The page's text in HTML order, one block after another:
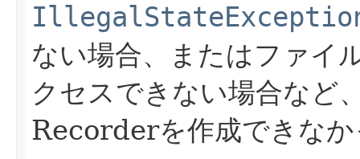
ない場合、またはファイ
クセスできない場合な
Recorderを作成できなか